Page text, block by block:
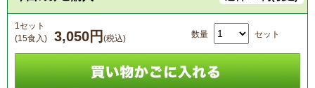
1セット
(15食入)
3,050円(税込) 数量 セット